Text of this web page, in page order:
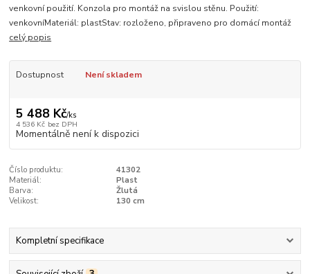
venkovní použití. Konzola pro montáž na svislou stěnu. Použití:
venkovníMateriál: plastStav: rozloženo, připraveno pro domácí montáž
celý popis
Dostupnost Není skladem
5 488 Kč/ks
4 536 Kč bez DPH
Momentálně není k dispozici
Číslo produktu:
41302
Materiál:
Plast
Barva:
Žlutá
Velikost:
130 cm
Kompletní specifikace